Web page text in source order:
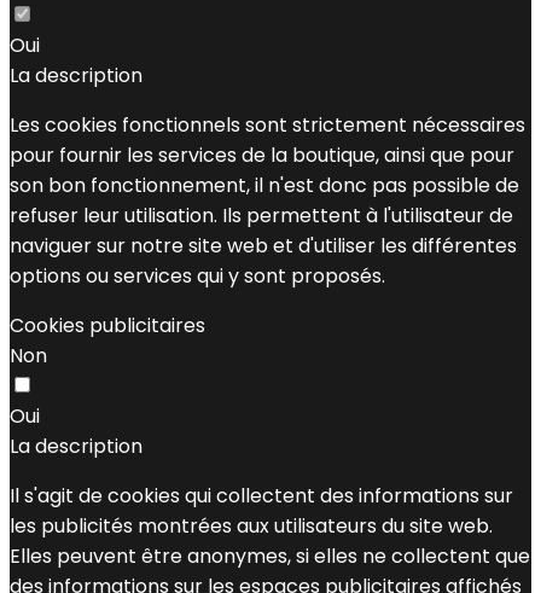
Oui
La description
Les cookies fonctionnels sont strictement nécessaires
pour fournir les services de la boutique, ainsi que pour
son bon fonctionnement, il n'est donc pas possible de
refuser leur utilisation. Ils permettent à l'utilisateur de
naviguer sur notre site web et d'utiliser les différentes
options ou services qui y sont proposés.
Cookies publicitaires
Non
Oui
La description
Il s'agit de cookies qui collectent des informations sur
les publicités montrées aux utilisateurs du site web.
Elles peuvent être anonymes, si elles ne collectent que
des informations sur les espaces publicitaires affichés